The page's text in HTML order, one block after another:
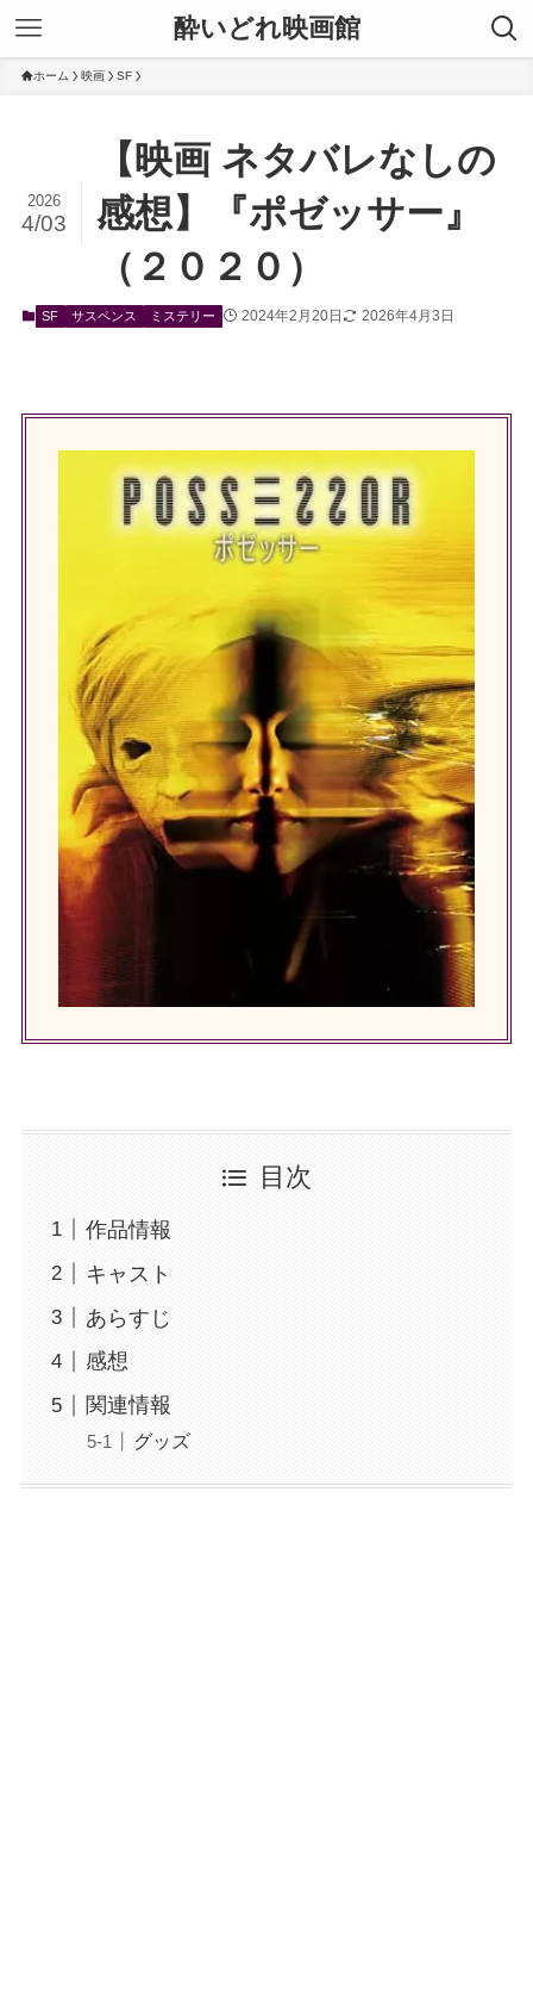
酔いどれ映画館
ホーム 映画 SF
【映画 ネタバレなしの
感想】『ポゼッサー』
（２０２０）
2026
4/03
SF サスペンス ミステリー 2024年2月20日 2026年4月3日
目次
作品情報
キャスト
あらすじ
感想
関連情報
グッズ